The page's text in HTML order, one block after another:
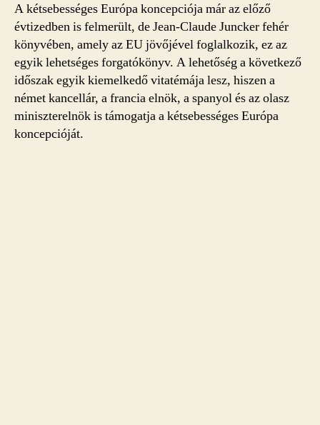
A kétsebességes Európa koncepciója már az előző
évtizedben is felmerült, de Jean-Claude Juncker fehér
könyvében, amely az EU jövőjével foglalkozik, ez az
egyik lehetséges forgatókönyv. A lehetőség a következő
időszak egyik kiemelkedő vitatémája lesz, hiszen a
német kancellár, a francia elnök, a spanyol és az olasz
miniszterelnök is támogatja a kétsebességes Európa
koncepcióját.